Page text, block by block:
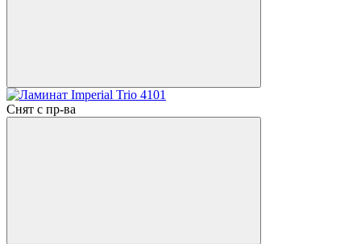
Снят с пр-ва